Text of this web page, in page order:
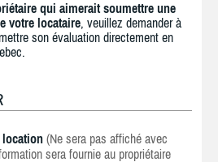
qui aimerait soumettre une
votre locataire, veuillez demander à
son évaluation directement en
location (Ne sera pas affiché avec
sera fournie au propriétaire